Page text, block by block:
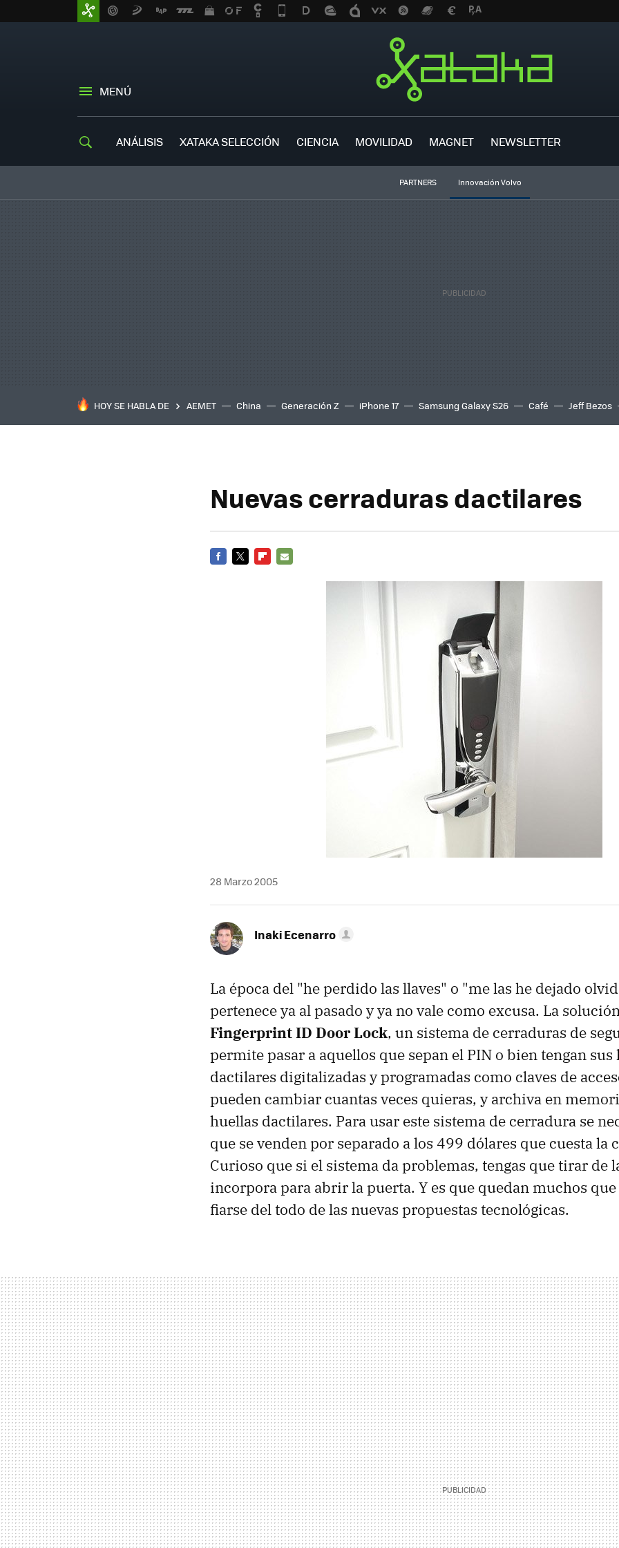
MENÚ
ANÁLISIS XATAKA SELECCIÓN CIENCIA MOVILIDAD MAGNET NEWSLETTER
PARTNERS Innovación Volvo
HOY SE HABLA DE AEMET China Generación Z iPhone 17 Samsung Galaxy S26 Café Jeff Bezos
Nuevas cerraduras dactilares
28 Marzo 2005
Inaki Ecenarro
La época del "he perdido las llaves" o "me las he dejado
pertenece ya al pasado y ya no vale como excusa. La
Fingerprint ID Door Lock, un sistema de cerraduras de
permite pasar a aquellos que sepan el PIN o bien tengan sus
dactilares digitalizadas y programadas como claves de
pueden cambiar cuantas veces quieras, y archiva en
huellas dactilares. Para usar este sistema de cerradura se
que se venden por separado a los 499 dólares que cuesta la
Curioso que si el sistema da problemas, tengas que tirar de
incorpora para abrir la puerta. Y es que quedan muchos que
fiarse del todo de las nuevas propuestas tecnológicas.